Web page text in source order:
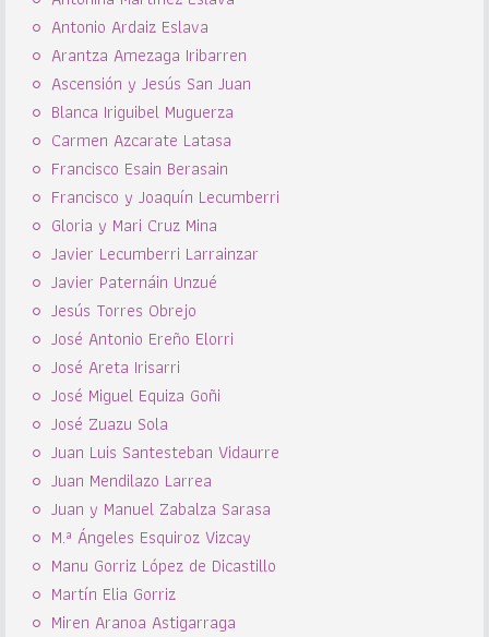
Antonio Ardaiz Eslava
Arantza Amezaga Iribarren
Ascensión y Jesús San Juan
Blanca Iriguibel Muguerza
Carmen Azcarate Latasa
Francisco Esain Berasain
Francisco y Joaquín Lecumberri
Gloria y Mari Cruz Mina
Javier Lecumberri Larrainzar
Javier Paternáin Unzué
Jesús Torres Obrejo
José Antonio Ereño Elorri
José Areta Irisarri
José Miguel Equiza Goñi
José Zuazu Sola
Juan Luis Santesteban Vidaurre
Juan Mendilazo Larrea
Juan y Manuel Zabalza Sarasa
M.ª Ángeles Esquiroz Vizcay
Manu Gorriz López de Dicastillo
Martín Elia Gorriz
Miren Aranoa Astigarraga